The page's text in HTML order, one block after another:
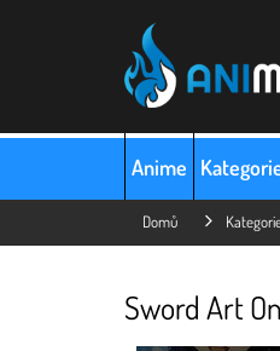
Anime
Domů
Sword Art